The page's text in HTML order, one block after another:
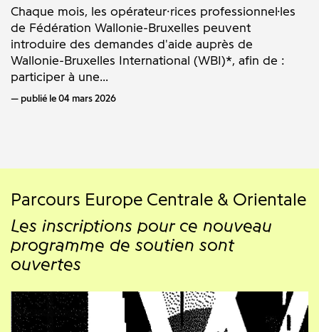
Chaque mois, les opérateur·rices professionnel·les
de Fédération Wallonie-Bruxelles peuvent
introduire des demandes d'aide auprès de
Wallonie-Bruxelles International (WBI)*, afin de :
participer à une...
publié le 04 mars 2026
Parcours Europe Centrale & Orientale
Les inscriptions pour ce nouveau
programme de soutien sont
ouvertes